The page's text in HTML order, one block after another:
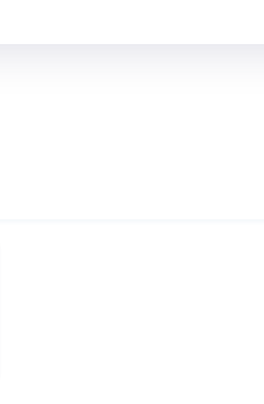
ン、2つの意味を徹底解説！